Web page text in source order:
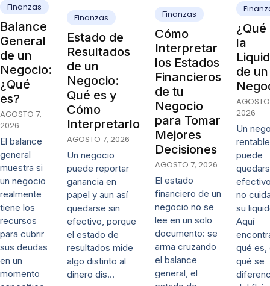
Finanzas
Balance
General
de un
Negocio:
¿Qué
es?
AGOSTO 7,
2026
El balance
general
muestra si
un negocio
realmente
tiene los
recursos
para cubrir
sus deudas
en un
momento
Finanzas
Estado de
Resultados
de un
Negocio:
Qué es y
Cómo
Interpretarlo
AGOSTO 7, 2026
Un negocio
puede reportar
ganancia en
papel y aun así
quedarse sin
efectivo, porque
el estado de
resultados mide
algo distinto al
dinero dis…
Finanzas
Cómo
Interpretar
los Estados
Financieros
de tu
Negocio
para Tomar
Mejores
Decisiones
AGOSTO 7, 2026
El estado
financiero de un
negocio no se
lee en un solo
documento: se
arma cruzando
el balance
general, el
¿Qué
la
de un
2026
Un
rentable
puede
no
su
Aquí
qué es,
qué se